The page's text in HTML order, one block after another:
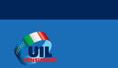
Navigazione principale